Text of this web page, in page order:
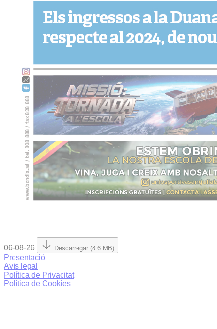
06-08-26 Descarregar (8.6 MB)
Presentació
Avís legal
Política de Privacitat
Política de Cookies